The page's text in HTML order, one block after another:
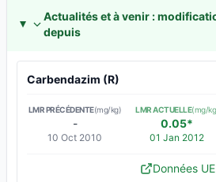
Actualités et à venir :
depuis
Carbendazim (R)
LMR PRÉCÉDENTE(mg/kg)
-
10 Oct 2010
LMR ACTUELLE(mg/
0.05*
01 Jan 2012
Données UE